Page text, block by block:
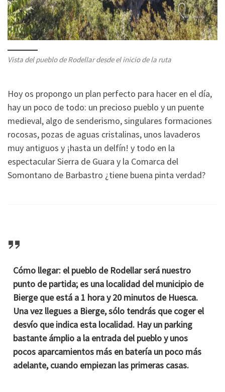
Vista del pueblo de Rodellar desde el inicio de la ruta
Hoy os propongo un plan perfecto para hacer en el día,
hay un poco de todo: un precioso pueblo y un puente
medieval, algo de senderismo, singulares formaciones
rocosas, pozas de aguas cristalinas, unos lavaderos
muy antiguos y ¡hasta un delfín! y todo en la
espectacular Sierra de Guara y la Comarca del
Somontano de Barbastro ¿tiene buena pinta verdad?
Cómo llegar: el pueblo de Rodellar será nuestro
punto de partida; es una localidad del municipio de
Bierge que está a 1 hora y 20 minutos de Huesca.
Una vez llegues a Bierge, sólo tendrás que coger el
desvío que indica esta localidad. Hay un parking
bastante ámplio a la entrada del pueblo y unos
pocos aparcamientos más en batería un poco más
adelante, cuando empiezan las primeras casas.